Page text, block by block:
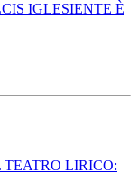
IGLESIENTE È
LIRICO: